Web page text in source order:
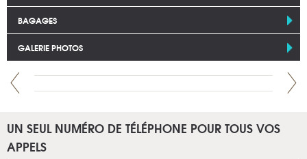
BAGAGES
GALERIE PHOTOS
UN SEUL NUMÉRO DE TÉLÉPHONE POUR TOUS VOS
APPELS